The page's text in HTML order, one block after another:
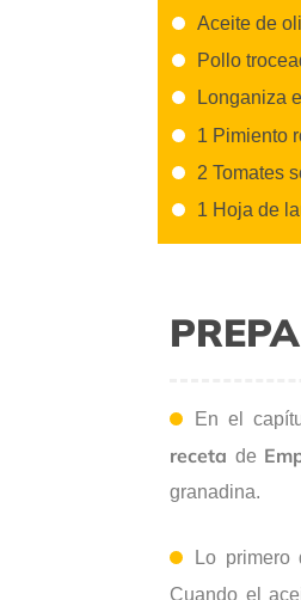
Aceite de
Pollo
Longaniza
1 Pimiento
2 Tomates
1 Hoja de
En el
receta de
granadina.
Lo
Cuando el